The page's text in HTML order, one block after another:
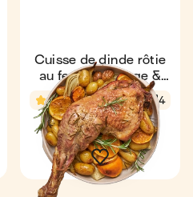
Cuisse de dinde rôtie
au fenouil, orange &
pommes grenailles
4,2 1 h 3 min 4